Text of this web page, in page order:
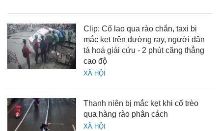
XÃ HỘI
Clip: Cố lao qua rào chắn, taxi bị
mắc kẹt trên đường ray, người dân
tá hoá giải cứu - 2 phút căng thẳng
cao độ
XÃ HỘI
Thanh niên bị mắc kẹt khi cố trèo
qua hàng rào phân cách